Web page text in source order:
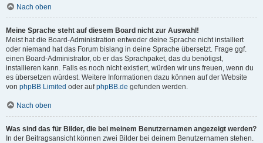
Nach oben
Meine Sprache steht auf diesem Board nicht zur Auswahl!
Meist hat die Board-Administration entweder deine Sprache nicht installiert
oder niemand hat das Forum bislang in deine Sprache übersetzt. Frage ggf.
einen Board-Administrator, ob er das Sprachpaket, das du benötigst,
installieren kann. Falls es noch nicht existiert, würden wir uns freuen, wenn du
es übersetzen würdest. Weitere Informationen dazu können auf der Website
von phpBB Limited oder aufphpBB.de gefunden werden.
Nach oben
Was sind das für Bilder, die bei meinem Benutzernamen angezeigt werden?
In der Beitragsansicht können zwei Bilder bei deinem Benutzernamen stehen.